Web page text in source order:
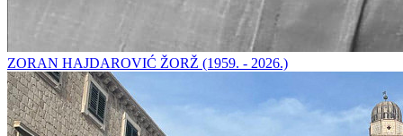
ZORAN HAJDAROVIĆ ŽORŽ (1959. - 2026.)